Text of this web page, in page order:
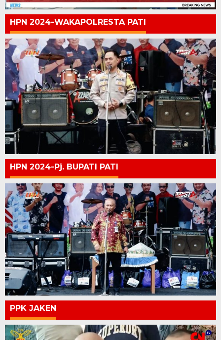
HPN 2024-WAKAPOLRESTA PATI
HPN 2024-Pj. BUPATI PATI
PPK JAKEN